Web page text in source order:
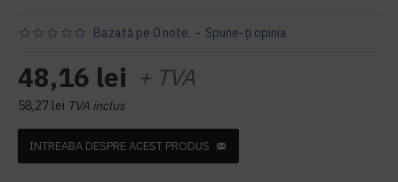
Bazată pe 0 note. - Spune-ţi opinia
48,16 lei + TVA
58,27 lei TVA inclus
INTREABA DESPRE ACEST PRODUS